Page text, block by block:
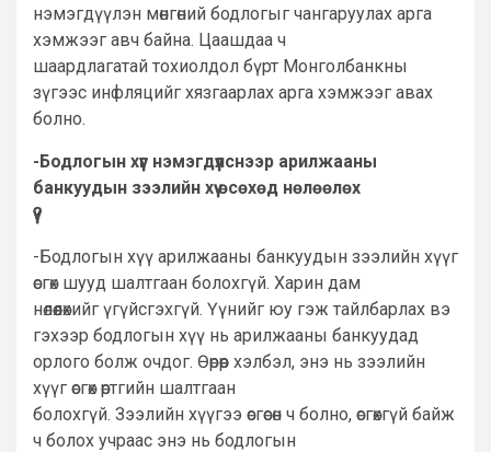
нэмэгдүүлэн мөнгөний бодлогыг чангаруулах арга
хэмжээг авч байна. Цаашдаа ч
шаардлагатай тохиолдол бүрт Монголбанкны
зүгээс инфляцийг хязгаарлах арга хэмжээг авах
болно.
-Бодлогын хүүг нэмэгдүүлснээр арилжааны
банкуудын зээлийн хүү өсөхөд нөлөөлөх
үү?
-Бодлогын хүү арилжааны банкуудын зээлийн хүүг
өсгөх шууд шалтгаан болохгүй. Харин дам
нөлөөлөхийг үгүйсгэхгүй. Үүнийг юу гэж тайлбарлах вэ
гэхээр бодлогын хүү нь арилжааны банкуудад
орлого болж очдог. Өөрөөр хэлбэл, энэ нь зээлийн
хүүг өсгөх өртгийн шалтгаан
болохгүй. Зээлийн хүүгээ өсгөсөн ч болно, өсгөхгүй байж
ч болох учраас энэ нь бодлогын